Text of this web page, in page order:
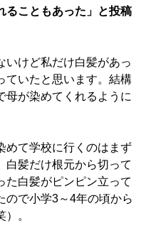
ることもあった」と投稿
いけど私だけ白髪があっ
ていたと思います。結構
母が染めてくれるように
めて学校に行くのはまず
白髪だけ根元から切って
た白髪がピンピン立って
ので小学3～4年の頃から
。